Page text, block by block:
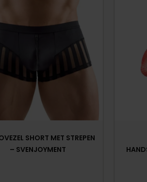
SHORT MET STREPEN
– SVENJOYMENT